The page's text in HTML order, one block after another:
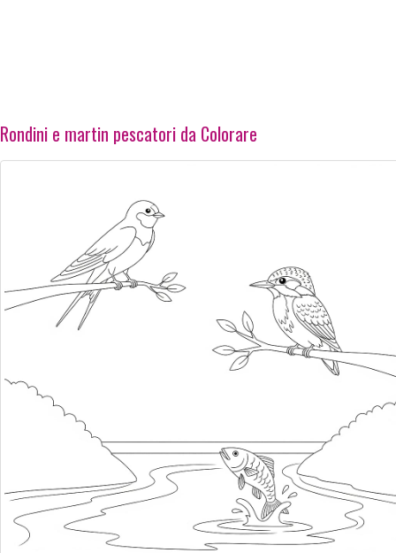
Rondini e martin pescatori da Colorare